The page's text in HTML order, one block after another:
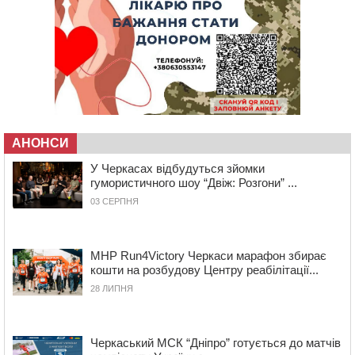
У Черкасах містяни через нову скляну зупинку і
вирізані дерева потерпають від спеки: Бондаренко
обіцяє масштабне озеленення
Провокував конфлікт і зачинився в автівці: у ТЦК
прокоментували скандал із затриманням
чоловіка у Тальному
13:55
У Тальному працівники ТЦК вибили вікно і
витягли з автівки чоловіка (ВІДЕО)
13:27 На Звенигородщині чоловік до смерті побив 82-
річного односельця
12:50 “Як сказати дитині, що тато загинув?”: для
вихователів Черкащини запускають серію унікальних
тренінгів
11:35
Від 80 гривень за кілограм: в Україні прогнозують
АНОНСИ
У Черкасах відбудуться зйомки
гумористичного шоу “Двіж: Розгони” ...
03 СЕРПНЯ
MHP Run4Victory Черкаси марафон збирає
кошти на розбудову Центру реабілітації...
28 ЛИПНЯ
Черкаський МСК “Дніпро” готується до матчів